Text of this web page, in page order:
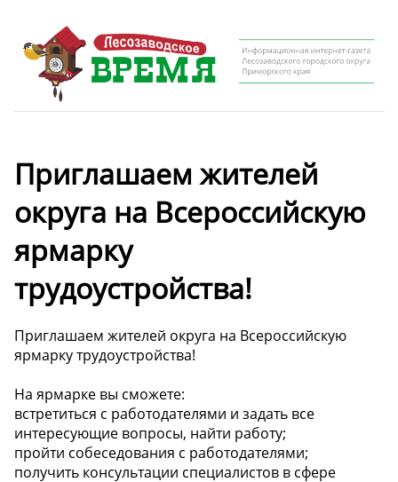
Приглашаем жителей
округа на Всероссийскую
ярмарку
трудоустройства!
Приглашаем жителей округа на Всероссийскую
ярмарку трудоустройства!
На ярмарке вы сможете:
встретиться с работодателями и задать все
интересующие вопросы, найти работу;
пройти собеседования с работодателями;
получить консультации специалистов в сфере